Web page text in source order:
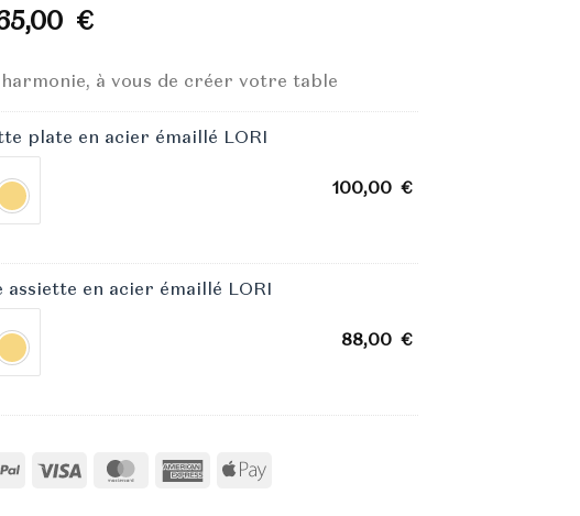
prix
:
€.
€Le
actuel
est :
165,00 €.
à vous de créer votre table
plate en acier émaillé LORI
100,00 €
assiette en acier émaillé LORI
88,00 €
PayPal Visa MasterCardAmericanApple